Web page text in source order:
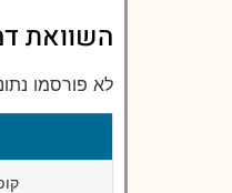
השוואת
לא פורסמו